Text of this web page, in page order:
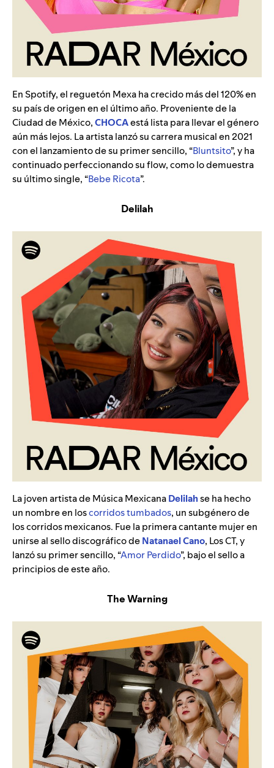
En Spotify, el reguetón Mexa ha crecido más del 120% en
su país de origen en el último año. Proveniente de la
Ciudad de México,CHOCAestá lista para llevar el género
aún más lejos. La artista lanzó su carrera musical en 2021
con el lanzamiento de su primer sencillo, “Bluntsito”, y ha
continuado perfeccionando su flow, como lo demuestra
su último single, “Bebe Ricota”.
Delilah
La joven artista de Música MexicanaDelilahse ha hecho
un nombre en loscorridos tumbados, un subgénero de
los corridos mexicanos. Fue la primera cantante mujer en
unirse al sello discográfico deNatanael Cano, Los CT, y
lanzó su primer sencillo, “Amor Perdido”, bajo el sello a
principios de este año.
The Warning